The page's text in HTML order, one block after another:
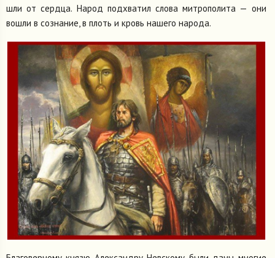
шли от сердца. Народ подхватил слова митрополита — они
вошли в сознание, в плоть и кровь нашего народа.